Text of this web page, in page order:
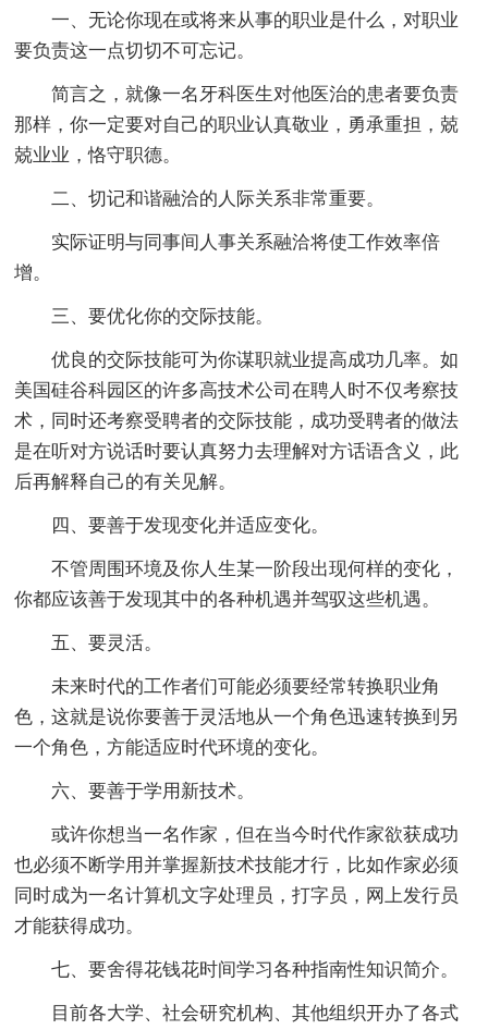
一、无论你现在或将来从事的职业是什么，对职业
要负责这一点切切不可忘记。
简言之，就像一名牙科医生对他医治的患者要负责
那样，你一定要对自己的职业认真敬业，勇承重担，兢
兢业业，恪守职德。
二、切记和谐融洽的人际关系非常重要。
实际证明与同事间人事关系融洽将使工作效率倍
增。
三、要优化你的交际技能。
优良的交际技能可为你谋职就业提高成功几率。如
美国硅谷科园区的许多高技术公司在聘人时不仅考察技
术，同时还考察受聘者的交际技能，成功受聘者的做法
是在听对方说话时要认真努力去理解对方话语含义，此
后再解释自己的有关见解。
四、要善于发现变化并适应变化。
不管周围环境及你人生某一阶段出现何样的变化，
你都应该善于发现其中的各种机遇并驾驭这些机遇。
五、要灵活。
未来时代的工作者们可能必须要经常转换职业角
色，这就是说你要善于灵活地从一个角色迅速转换到另
一个角色，方能适应时代环境的变化。
六、要善于学用新技术。
或许你想当一名作家，但在当今时代作家欲获成功
也必须不断学用并掌握新技术技能才行，比如作家必须
同时成为一名计算机文字处理员，打字员，网上发行员
才能获得成功。
七、要舍得花钱花时间学习各种指南性知识简介。
目前各大学、社会研究机构、其他组织开办了各式